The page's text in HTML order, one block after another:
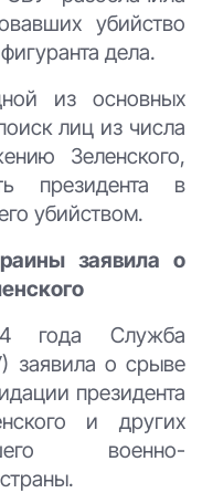
убийство
дела.
из основных
лиц из числа
Зеленского,
президента в
убийством.
заявила о
года Служба
заявила о срыве
президента
и других
военно-